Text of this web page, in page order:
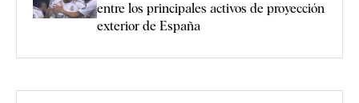
entre los principales activos de proyección
exterior de España